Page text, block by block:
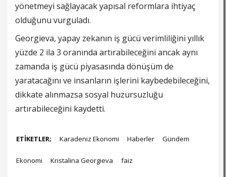
yönetmeyi sağlayacak yapısal reformlara ihtiyaç
olduğunu vurguladı.
Georgieva, yapay zekanın iş gücü verimliliğini yıllık
yüzde 2 ila 3 oranında artırabileceğini ancak aynı
zamanda iş gücü piyasasında dönüşüm de
yaratacağını ve insanların işlerini kaybedebileceğini,
dikkate alınmazsa sosyal huzursuzluğu
artırabileceğini kaydetti.
ETİKETLER; Karadeniz Ekonomi Haberler Gündem
Ekonomi Kristalina Georgieva faiz